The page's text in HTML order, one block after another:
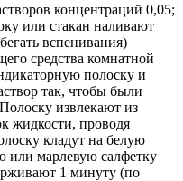
концентраций 0,05;
или стакан наливают
вспенивания)
средства комнатной
полоску и
так, чтобы были
извлекают из
жидкости, проводя
кладут на белую
или марлевую салфетку
1 минуту (по